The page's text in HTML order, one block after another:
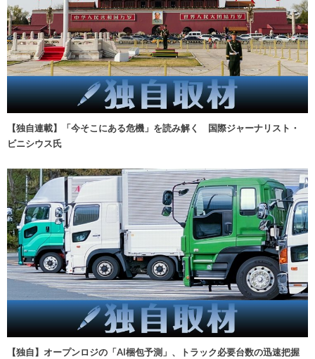
【独自連載】「今そこにある危機」を読み解く 国際ジャーナリスト・
ビニシウス氏
【独自】オープンロジの「AI梱包予測」、トラック必要台数の迅速把握